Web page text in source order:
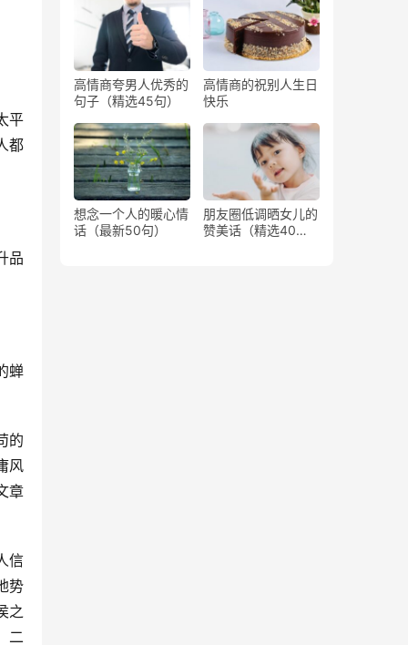
平
都
品
蝉
的
风
章
信
势
之
二
高情商夸男人优秀的
句子（精选45句）
高情商的祝别人生日
快乐
想念一个人的暖心情
话（最新50句）
朋友圈低调晒女儿的
赞美话（精选40